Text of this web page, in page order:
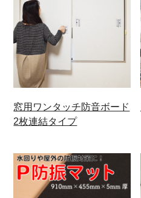
窓用ワンタッチ防音ボード
2枚連結タイプ